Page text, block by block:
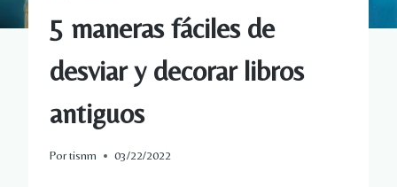
5 maneras fáciles de
desviar y decorar libros
antiguos
Portisnm 03/22/2022